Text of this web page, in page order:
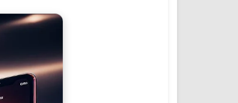
المؤتمرات والمشاريع